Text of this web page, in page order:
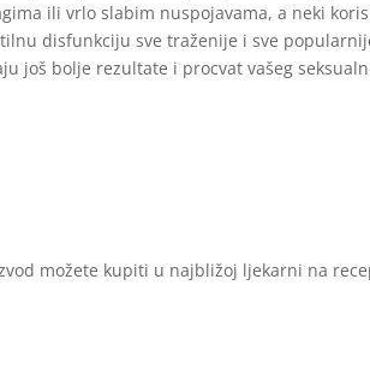
ili vrlo slabim nuspojavama, a neki
disfunkciju sve traženije i sve
još bolje rezultate i procvat vašeg
možete kupiti u najbližoj ljekarni na